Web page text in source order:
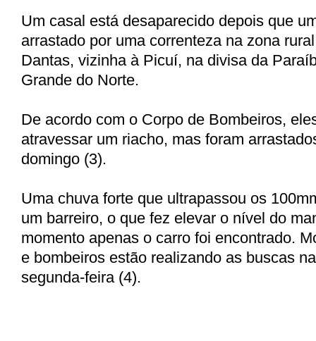
Um casal está desaparecido depois que
arrastado por uma correnteza na zona
Dantas, vizinha à Picuí, na divisa da
Grande do Norte.
De acordo com o Corpo de Bombeiros,
atravessar um riacho, mas foram
domingo (3).
Uma chuva forte que ultrapassou os
um barreiro, o que fez elevar o nível do
momento apenas o carro foi encontrado.
e bombeiros estão realizando as buscas
segunda-feira (4).